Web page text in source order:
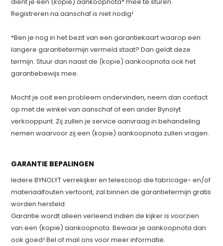
Registreren na aanschaf is niet nodig!
*Ben je nog in het bezit van een garantiekaart waarop een
langere garantietermijn vermeld staat? Dan geldt deze
termijn. Stuur dan naast de (kopie) aankoopnota ook het
garantiebewijs mee.
Mocht je ooit een probleem ondervinden, neem dan contact
op met de winkel van aanschaf of een ander Bynolyt
verkooppunt. Zij zullen je service aanvraag in behandeling
nemen waarvoor zij een (kopie) aankoopnota zullen vragen.
GARANTIE BEPALINGEN
Iedere BYNOLYT verrekijker en telescoop die fabricage- en/of
materiaalfouten vertoont, zal binnen de garantietermijn gratis
worden hersteld.
Garantie wordt alleen verleend indien de kijker is voorzien
van een (kopie) aankoopnota. Bewaar je aankoopnota dan
ook goed! Bel of mail ons voor meer informatie.